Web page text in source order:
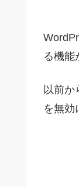
る機能
以前
を無効